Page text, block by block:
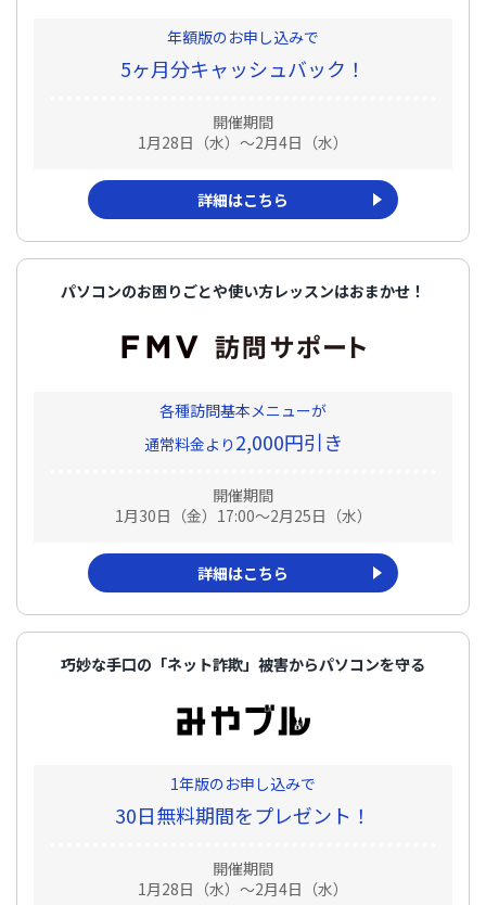
年額版のお申し込みで
5ヶ月分キャッシュバック！
開催期間
1月28日（水）～2月4日（水）
詳細はこちら
パソコンのお困りごとや使い方レッスンはおまかせ！
各種訪問基本メニューが
通常料金より 2,000円引き
開催期間
1月30日（金）17:00～2月25日（水）
詳細はこちら
巧妙な手口の「ネット詐欺」被害からパソコンを守る
1年版のお申し込みで
30日無料期間をプレゼント！
開催期間
1月28日（水）～2月4日（水）